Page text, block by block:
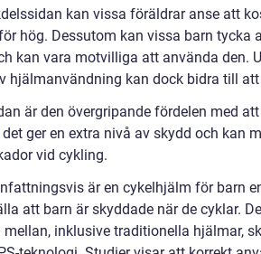
kan vissa föräldrar anse att
hög. Dessutom kan vissa barn tycka
kan vara motvilliga att använda den.
hjälmanvändning kan dock bidra till
är den övergripande fördelen med
ger en extra nivå av skydd och kan
vid cykling.
är en cykelhjälm för barn
att barn är skyddade när de cyklar.
inklusive traditionella hjälmar,